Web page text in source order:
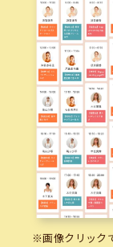
※画像クリック